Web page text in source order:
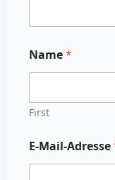
Name*
First
E-Mail-Adresse